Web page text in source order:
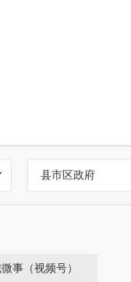
县市区政府
事（视频号）